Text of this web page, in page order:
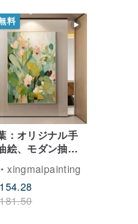
料
：オリジナル手
絵、モダン抽象
飾画 – リビン
イニング、廊
関、寝室に
xingmaipainting